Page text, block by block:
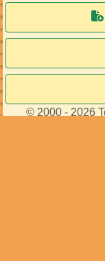
© 2000 - 2026